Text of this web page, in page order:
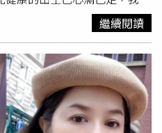
奶，婆媳關係應該很像姐妹
，肯定生三胎！」
翔雖然身為偶像男神，但很早
）以偶像團體飛輪海出道的吳
歲時就登記結婚，瞞著大眾
Nei已14歲、兒子max11歲
，親子間溫馨互動，讓他好爸
婆在一起已29年，感情依舊甜
神瘦子在34歲時宣布結婚當
繼續閱讀